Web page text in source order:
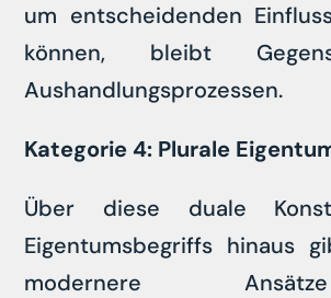
um entscheidenden
können, bleibt
Aushandlungsprozessen.
Kategorie 4: Plurale
Über diese duale
Eigentumsbegriffs hinaus
modernere